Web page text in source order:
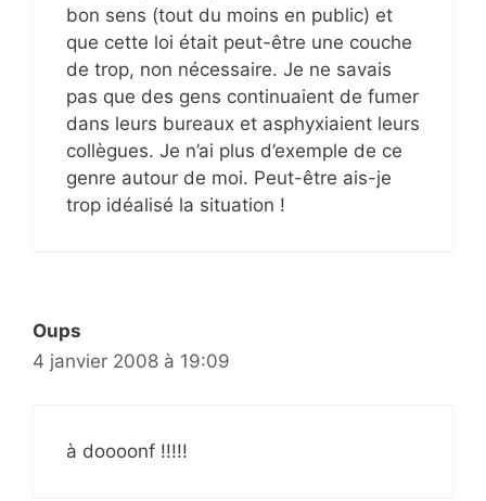
bon sens (tout du moins en public) et
que cette loi était peut-être une couche
de trop, non nécessaire. Je ne savais
pas que des gens continuaient de fumer
dans leurs bureaux et asphyxiaient leurs
collègues. Je n’ai plus d’exemple de ce
genre autour de moi. Peut-être ais-je
trop idéalisé la situation !
Oups
4 janvier 2008 à 19:09
à doooonf !!!!!